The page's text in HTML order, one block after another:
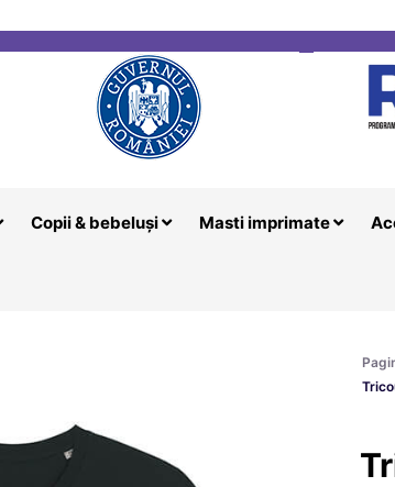
Copii & bebeluși Masti imprimate